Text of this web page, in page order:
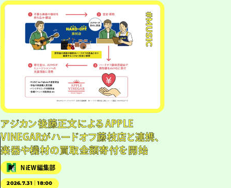
#MUSIC
アジカン後藤正文によるAPPLE
VINEGARがハードオフ藤枝店と連携、
楽器や機材の買取金額寄付を開始
NiEW編集部
2026.7.31｜18:00